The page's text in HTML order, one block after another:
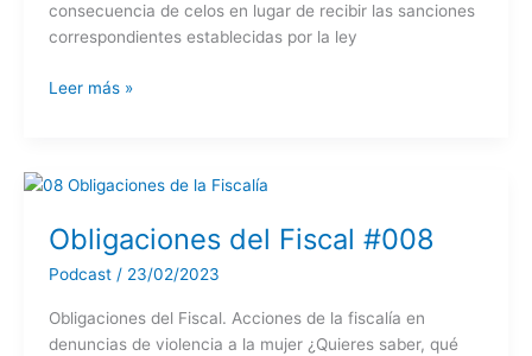
consecuencia de celos en lugar de recibir las sanciones
correspondientes establecidas por la ley
Feminicidio
Leer más »
Obligaciones del Fiscal #008
Podcast/ 23/02/2023
Obligaciones del Fiscal. Acciones de la fiscalía en
denuncias de violencia a la mujer ¿Quieres saber, qué